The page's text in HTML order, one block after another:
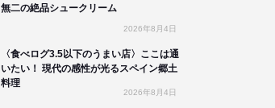
無二の絶品シュークリーム
2026年8月4日
〈食べログ3.5以下のうまい店〉ここは通
いたい！ 現代の感性が光るスペイン郷土
料理
2026年8月4日